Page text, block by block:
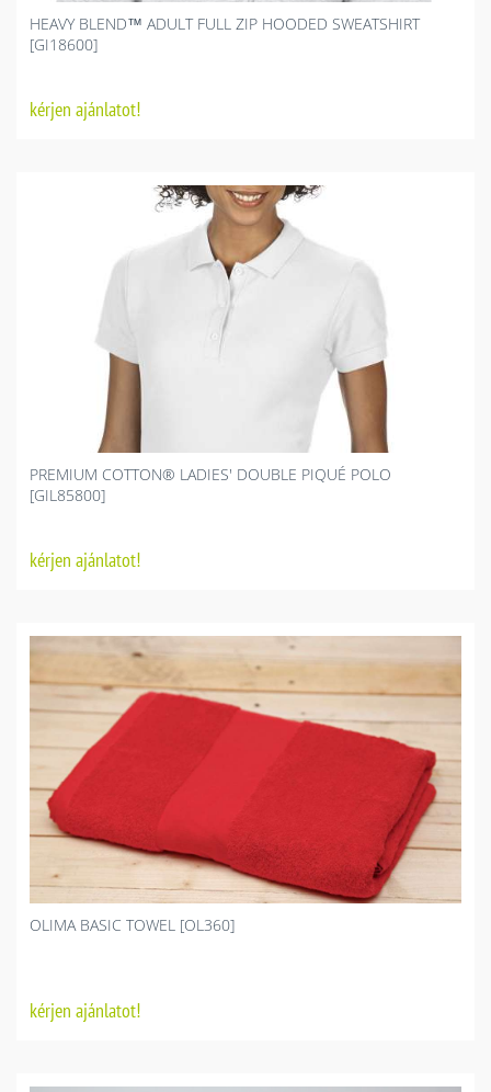
HEAVY BLEND™ ADULT FULL ZIP HOODED SWEATSHIRT
[GI18600]
kérjen ajánlatot!
PREMIUM COTTON® LADIES' DOUBLE PIQUÉ POLO
[GIL85800]
kérjen ajánlatot!
OLIMA BASIC TOWEL [OL360]
kérjen ajánlatot!